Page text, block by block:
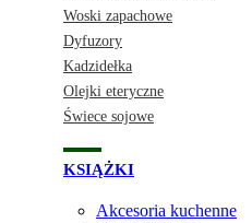
Woski zapachowe
Dyfuzory
Kadzidełka
Olejki eteryczne
Świece sojowe
KSIĄŻKI
Akcesoria kuchenne